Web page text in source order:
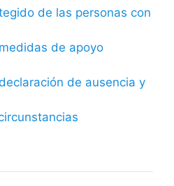
de las personas con
de apoyo
de ausencia y